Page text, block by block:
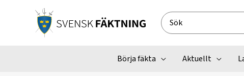
Search
for:
Börja fäkta Aktuellt